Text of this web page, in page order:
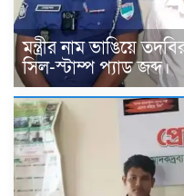
মন্ত্রীর নাম ভাঙিয়ে
সিল-স্টাম্প প্যাড জব্দ।